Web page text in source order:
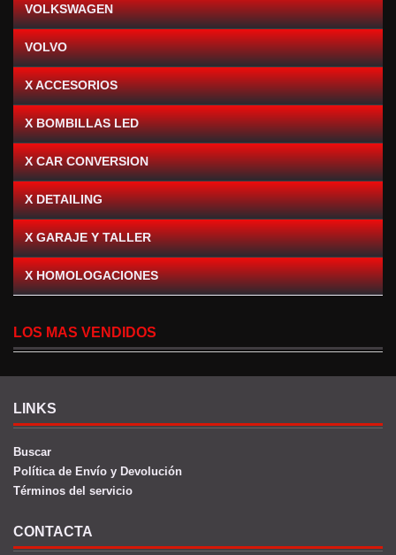
VOLKSWAGEN
VOLVO
X ACCESORIOS
X BOMBILLAS LED
X CAR CONVERSION
X DETAILING
X GARAJE Y TALLER
X HOMOLOGACIONES
LOS MAS VENDIDOS
LINKS
Buscar
Política de Envío y Devolución
Términos del servicio
CONTACTA